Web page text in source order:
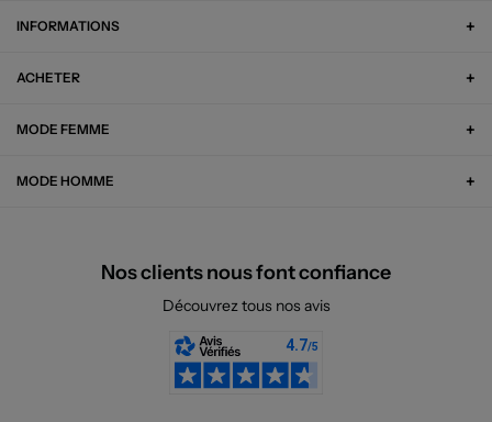
INFORMATIONS
ACHETER
MODE FEMME
MODE HOMME
Nos clients nous font confiance
Découvrez tous nos avis